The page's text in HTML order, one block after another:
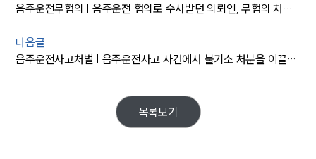
음주운전무혐의 | 음주운전 혐의로 수사받던 의뢰인, 무혐의 처분 받은 사례
다음글
음주운전사고처벌 | 음주운전사고 사건에서 불기소 처분을 이끌어낸 전략
목록보기